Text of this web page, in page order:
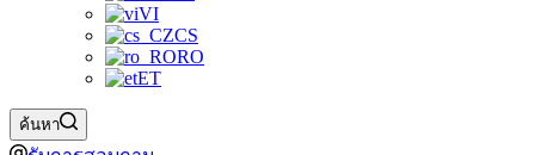
VI
CS
RO
ET
ค้นหา